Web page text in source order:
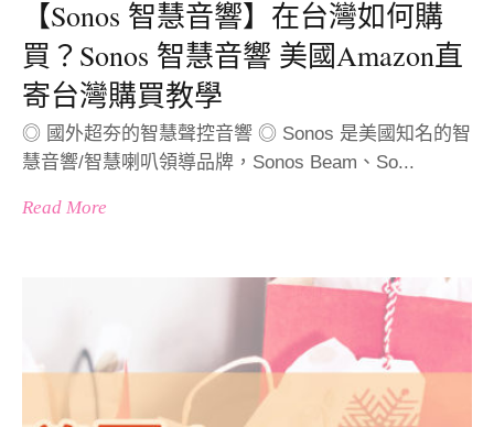
【Sonos 智慧音響】在台灣如何購
買？Sonos 智慧音響 美國Amazon直
寄台灣購買教學
◎ 國外超夯的智慧聲控音響 ◎ Sonos 是美國知名的智
慧音響/智慧喇叭領導品牌，Sonos Beam、So...
Read More